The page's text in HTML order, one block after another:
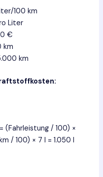
100 km
Liter
€
km
km
(Fahrleistung / 100) ×
/ 100) × 7 l = 1.050 l